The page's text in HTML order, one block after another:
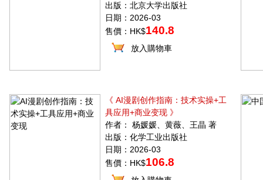
出版：北京大学出版社
日期：2026-03
售價：HK$140.8
放入購物車
《 AI漫剧创作指南：技术实操+工
具应用+商业变现 》
作者： 杨媛媛、黄薇、王晶 著
出版：化学工业出版社
日期：2026-03
售價：HK$106.8